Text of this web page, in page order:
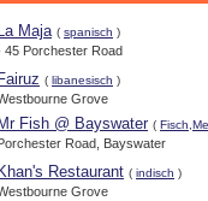
La Maja ( spanisch )
45 Porchester Road
Fairuz ( libanesisch )
Grove
Mr Fish @ Bayswater (
Road, Bayswater
Khan's Restaurant ( indisch )
Grove